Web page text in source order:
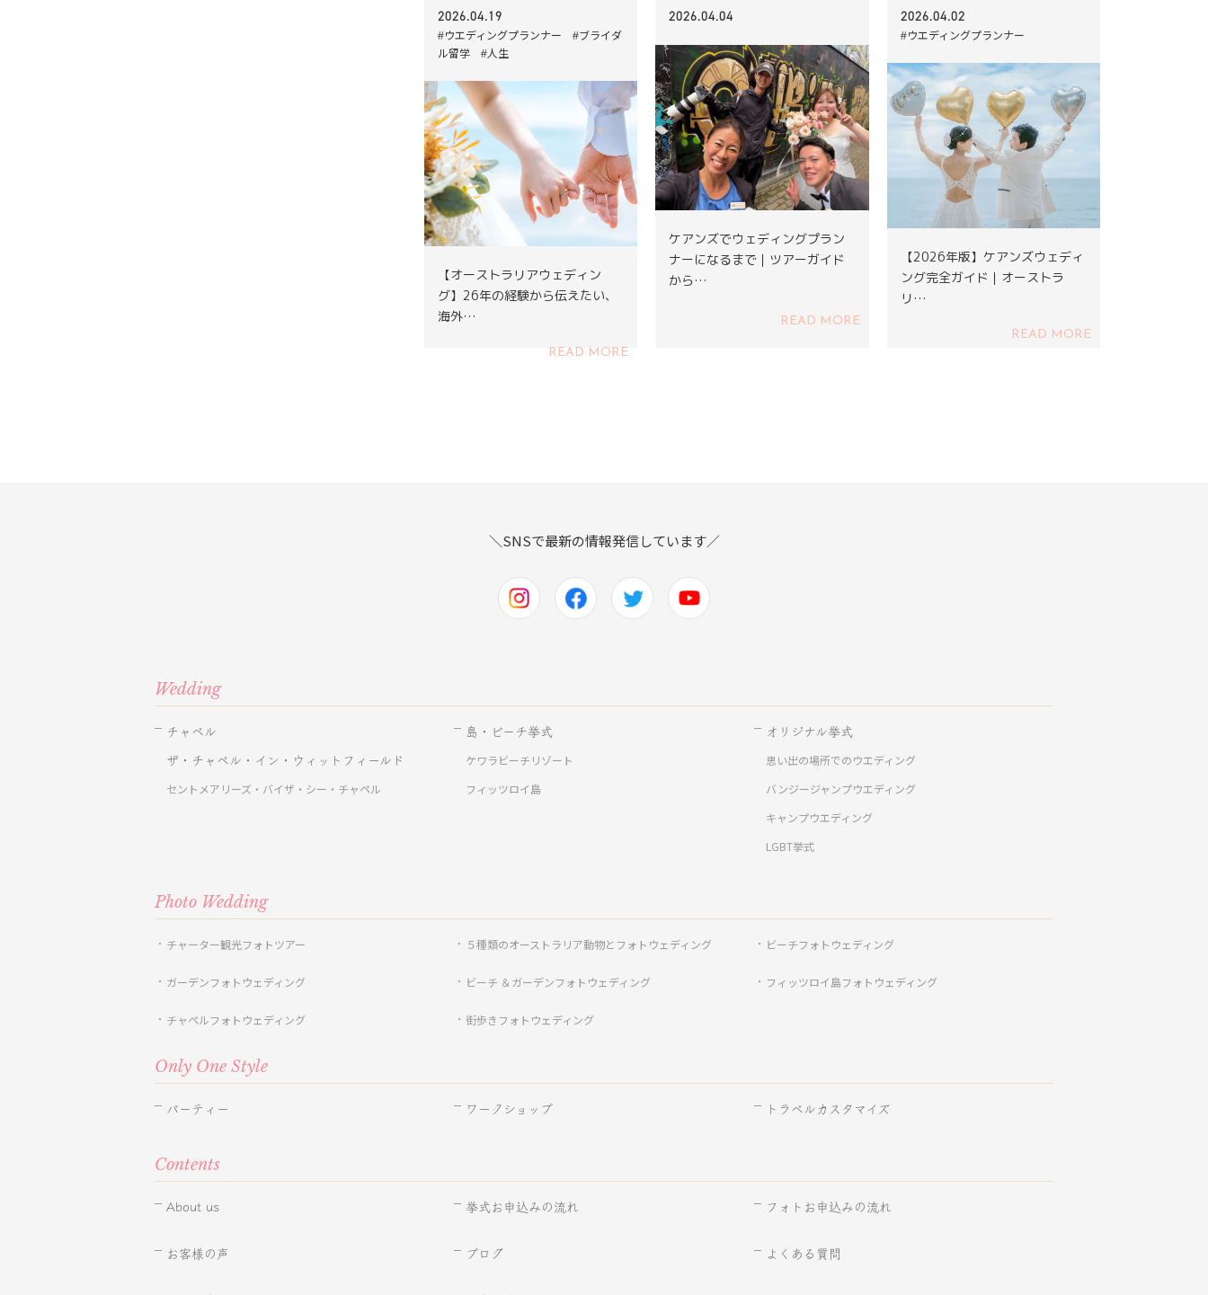
2026.04.19
#ウエディングプランナー #ブライダ
ル留学 #人生
【オーストラリアウェディン
グ】26年の経験から伝えたい、
海外…
READ MORE
2026.04.04
ケアンズでウェディングプラン
ナーになるまで｜ツアーガイド
から…
READ MORE
2026.04.02
#ウエディングプランナー
【2026年版】ケアンズウェディ
ング完全ガイド｜オーストラ
リ…
READ MORE
＼SNSで最新の情報発信しています／
Wedding
チャペル
ザ・チャペル・イン・ウィットフィールド
セントメアリーズ・バイザ・シー・チャペル
島・ビーチ挙式
ケワラビーチリゾート
フィッツロイ島
オリジナル挙式
思い出の場所でのウエディング
バンジージャンプウエディング
キャンプウエディング
LGBT挙式
Photo Wedding
チャーター観光フォトツアー ５種類のオーストラリア動物とフォトウェディング ビーチフォトウェディング
ガーデンフォトウェディング ビーチ ＆ガーデンフォトウェディング フィッツロイ島フォトウェディング
チャペルフォトウェディング 街歩きフォトウェディング
Only One Style
パーティー ワークショップ トラベルカスタマイズ
Contents
About us 挙式お申込みの流れ フォトお申込みの流れ
お客様の声 ブログ よくある質問